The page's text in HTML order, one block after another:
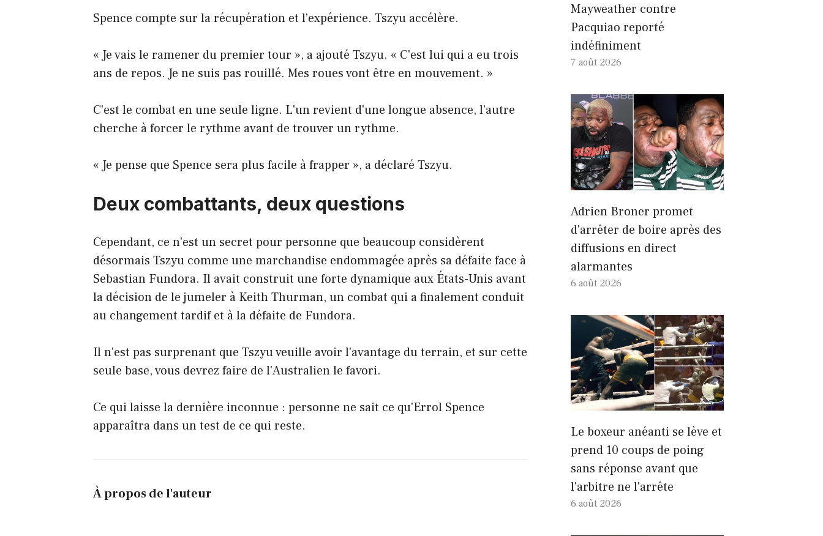
Spence compte sur la récupération et l’expérience. Tszyu accélère.
« Je vais le ramener du premier tour », a ajouté Tszyu. « C'est lui qui a eu trois
ans de repos. Je ne suis pas rouillé. Mes roues vont être en mouvement. »
C'est le combat en une seule ligne. L'un revient d'une longue absence, l'autre
cherche à forcer le rythme avant de trouver un rythme.
« Je pense que Spence sera plus facile à frapper », a déclaré Tszyu.
Deux combattants, deux questions
Cependant, ce n'est un secret pour personne que beaucoup considèrent
désormais Tszyu comme une marchandise endommagée après sa défaite face à
Sebastian Fundora. Il avait construit une forte dynamique aux États-Unis avant
la décision de le jumeler à Keith Thurman, un combat qui a finalement conduit
au changement tardif et à la défaite de Fundora.
Il n'est pas surprenant que Tszyu veuille avoir l'avantage du terrain, et sur cette
seule base, vous devrez faire de l'Australien le favori.
Ce qui laisse la dernière inconnue : personne ne sait ce qu'Errol Spence
apparaîtra dans un test de ce qui reste.
À propos de l'auteur
Mayweather contre
Pacquiao reporté
indéfiniment
7 août 2026
Adrien Broner promet
d'arrêter de boire après des
diffusions en direct
alarmantes
6 août 2026
Le boxeur anéanti se lève et
prend 10 coups de poing
sans réponse avant que
l'arbitre ne l'arrête
6 août 2026